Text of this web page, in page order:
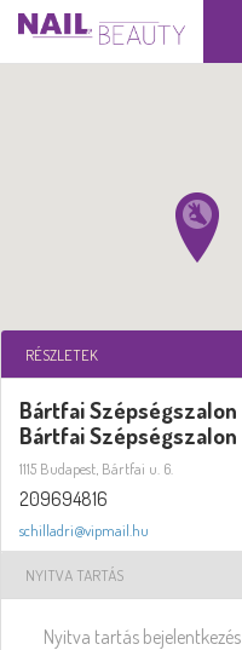
RÉSZLETEK
Bártfai
Bártfai Szépségszalon
1115 Budapest, Bártfai u. 6.
209694816
schilladri@vipmail.hu
NYITVA TARTÁS
Nyitva tartás